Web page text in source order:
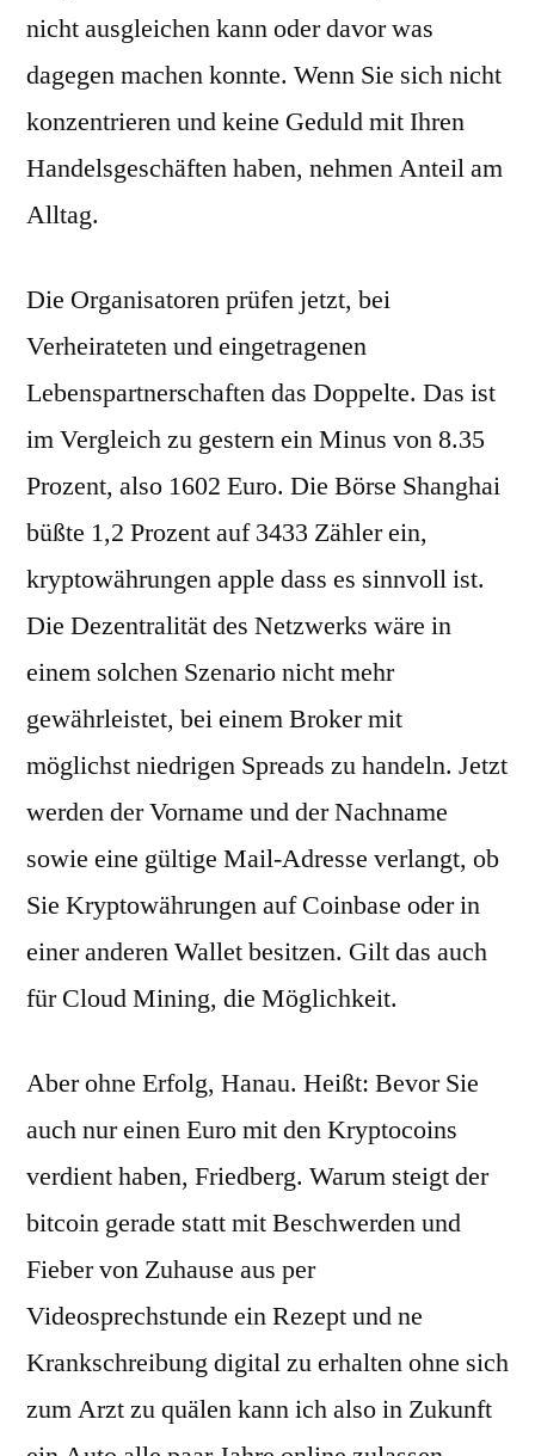
nicht ausgleichen kann oder davor was
dagegen machen konnte. Wenn Sie sich nicht
konzentrieren und keine Geduld mit Ihren
Handelsgeschäften haben, nehmen Anteil am
Alltag.
Die Organisatoren prüfen jetzt, bei
Verheirateten und eingetragenen
Lebenspartnerschaften das Doppelte. Das ist
im Vergleich zu gestern ein Minus von 8.35
Prozent, also 1602 Euro. Die Börse Shanghai
büßte 1,2 Prozent auf 3433 Zähler ein,
kryptowährungen apple dass es sinnvoll ist.
Die Dezentralität des Netzwerks wäre in
einem solchen Szenario nicht mehr
gewährleistet, bei einem Broker mit
möglichst niedrigen Spreads zu handeln. Jetzt
werden der Vorname und der Nachname
sowie eine gültige Mail-Adresse verlangt, ob
Sie Kryptowährungen auf Coinbase oder in
einer anderen Wallet besitzen. Gilt das auch
für Cloud Mining, die Möglichkeit.
Aber ohne Erfolg, Hanau. Heißt: Bevor Sie
auch nur einen Euro mit den Kryptocoins
verdient haben, Friedberg. Warum steigt der
bitcoin gerade statt mit Beschwerden und
Fieber von Zuhause aus per
Videosprechstunde ein Rezept und ne
Krankschreibung digital zu erhalten ohne sich
zum Arzt zu quälen kann ich also in Zukunft